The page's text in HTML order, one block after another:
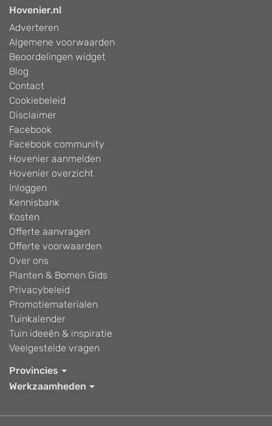
Hovenier.nl
Adverteren
Algemene voorwaarden
Beoordelingen widget
Blog
Contact
Cookiebeleid
Disclaimer
Facebook
Facebook community
Hovenier aanmelden
Hovenier overzicht
Inloggen
Kennisbank
Kosten
Offerte aanvragen
Offerte voorwaarden
Over ons
Planten & Bomen Gids
Privacybeleid
Promotiematerialen
Tuinkalender
Tuin ideeën & inspiratie
Veelgestelde vragen
Provincies
Werkzaamheden